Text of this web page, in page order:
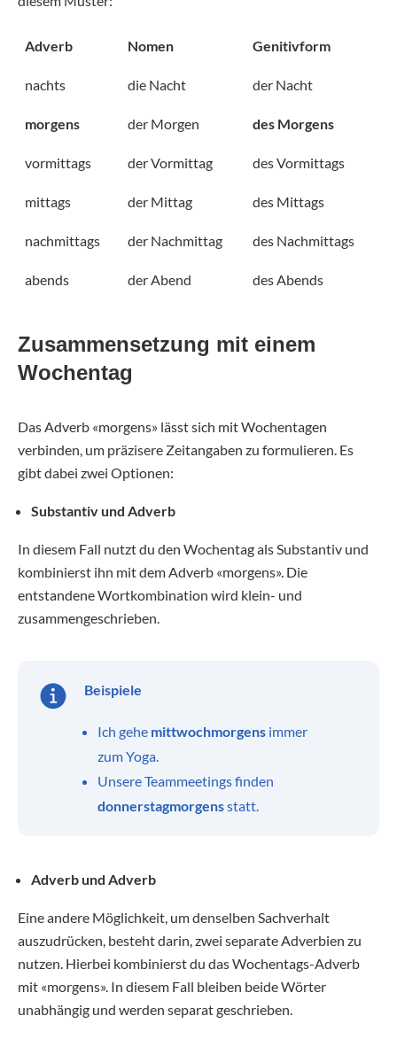
Adverb Nomen Genitivform
nachts die Nacht der Nacht
morgens der Morgen des Morgens
vormittags der Vormittag des Vormittags
mittags der Mittag des Mittags
nachmittags der Nachmittag des Nachmittags
abends der Abend des Abends
Zusammensetzung mit einem
Wochentag
Das Adverb «morgens» lässt sich mit Wochentagen
verbinden, um präzisere Zeitangaben zu formulieren. Es
gibt dabei zwei Optionen:
Substantiv und Adverb
In diesem Fall nutzt du den Wochentag als Substantiv und
kombinierst ihn mit dem Adverb «morgens». Die
entstandene Wortkombination wird klein- und
zusammengeschrieben.
Beispiele
Ich gehe mittwochmorgens immer
zum Yoga.
Unsere Teammeetings finden
donnerstagmorgensstatt.
Adverb und Adverb
Eine andere Möglichkeit, um denselben Sachverhalt
auszudrücken, besteht darin, zwei separate Adverbien zu
nutzen. Hierbei kombinierst du das Wochentags-Adverb
mit «morgens». In diesem Fall bleiben beide Wörter
unabhängig und werden separat geschrieben.